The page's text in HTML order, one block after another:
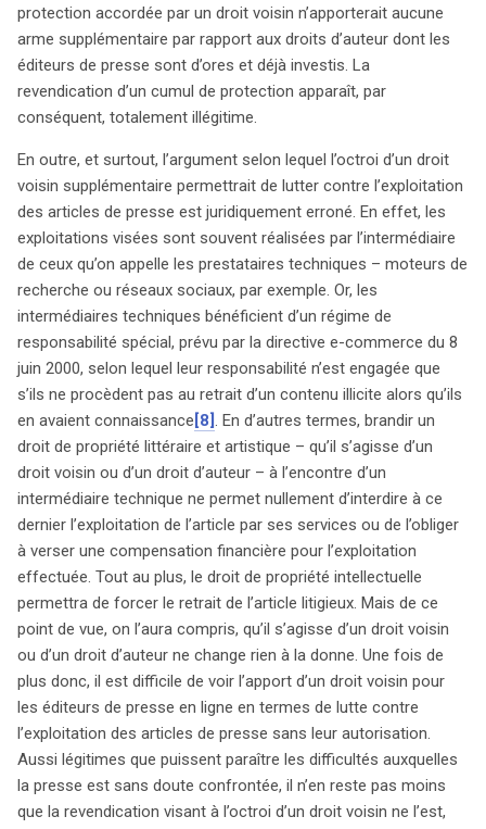
protection accordée par un droit voisin n’apporterait aucune
arme supplémentaire par rapport aux droits d’auteur dont les
éditeurs de presse sont d’ores et déjà investis. La
revendication d’un cumul de protection apparaît, par
conséquent, totalement illégitime.
En outre, et surtout, l’argument selon lequel l’octroi d’un droit
voisin supplémentaire permettrait de lutter contre l’exploitation
des articles de presse est juridiquement erroné. En effet, les
exploitations visées sont souvent réalisées par l’intermédiaire
de ceux qu’on appelle les prestataires techniques – moteurs de
recherche ou réseaux sociaux, par exemple. Or, les
intermédiaires techniques bénéficient d’un régime de
responsabilité spécial, prévu par la directive e-commerce du 8
juin 2000, selon lequel leur responsabilité n’est engagée que
s’ils ne procèdent pas au retrait d’un contenu illicite alors qu’ils
en avaient connaissance [8]. En d’autres termes, brandir un
droit de propriété littéraire et artistique – qu’il s’agisse d’un
droit voisin ou d’un droit d’auteur – à l’encontre d’un
intermédiaire technique ne permet nullement d’interdire à ce
dernier l’exploitation de l’article par ses services ou de l’obliger
à verser une compensation financière pour l’exploitation
effectuée. Tout au plus, le droit de propriété intellectuelle
permettra de forcer le retrait de l’article litigieux. Mais de ce
point de vue, on l’aura compris, qu’il s’agisse d’un droit voisin
ou d’un droit d’auteur ne change rien à la donne. Une fois de
plus donc, il est difficile de voir l’apport d’un droit voisin pour
les éditeurs de presse en ligne en termes de lutte contre
l’exploitation des articles de presse sans leur autorisation.
Aussi légitimes que puissent paraître les difficultés auxquelles
la presse est sans doute confrontée, il n’en reste pas moins
que la revendication visant à l’octroi d’un droit voisin ne l’est,